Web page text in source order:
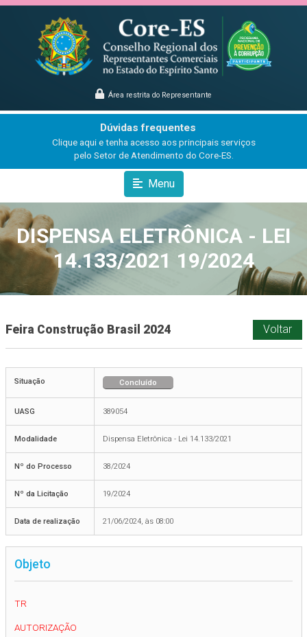
Área restrita do Representante
Dúvidas frequentes
Clique aqui e tenha acesso aos principais serviços
pelo Setor de Atendimento do Core-ES.
Menu
DISPENSA ELETRÔNICA - LEI
14.133/2021 19/2024
Feira Construção Brasil 2024 Voltar
Situação Concluído
UASG 389054
Modalidade Dispensa Eletrônica - Lei 14.133/2021
Nº do Processo 38/2024
Nº da Licitação 19/2024
Data de realização 21/06/2024, às 08:00
Objeto
TR
AUTORIZAÇÃO